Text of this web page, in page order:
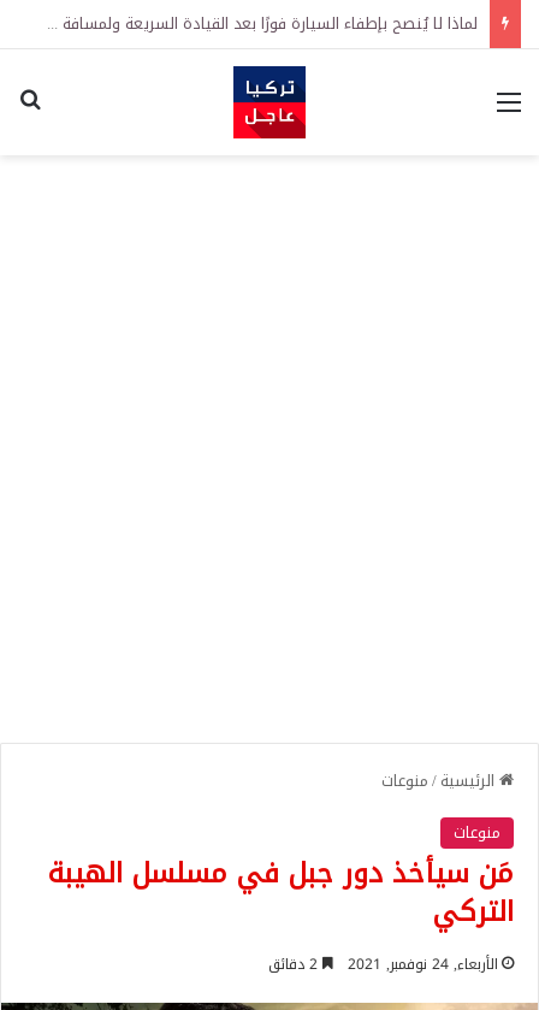
لماذا لا يُنصح بإطفاء السيارة فورًا بعد القيادة السريعة ولمسافة طويلة؟
القائمة
الرئيسية/منوعات
منوعات
مَن سيأخذ دور جبل في مسلسل الهيبة
التركي
الأربعاء, 24 نوفمبر, 2021